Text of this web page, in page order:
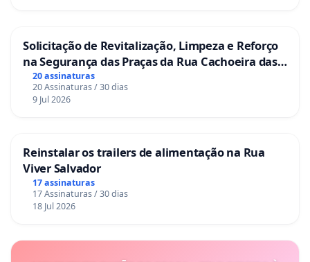
Solicitação de Revitalização, Limpeza e Reforço
na Segurança das Praças da Rua Cachoeira das
Sete Ilhas
20 assinaturas
20 Assinaturas / 30 dias
9 Jul 2026
Reinstalar os trailers de alimentação na Rua
Viver Salvador
17 assinaturas
17 Assinaturas / 30 dias
18 Jul 2026